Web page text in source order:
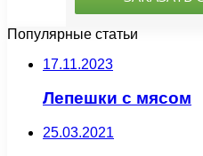
Популярные статьи
17.11.2023
Лепешки с мясом
25.03.2021